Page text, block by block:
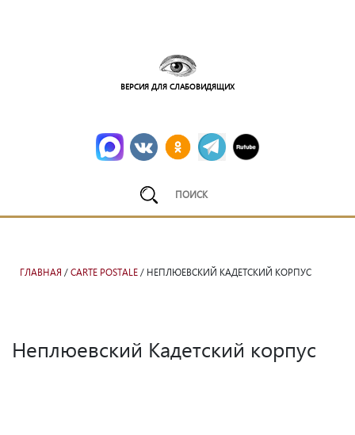
ВЕРСИЯ ДЛЯ СЛАБОВИДЯЩИХ
ГЛАВНАЯ / CARTE POSTALE / НЕПЛЮЕВСКИЙ КАДЕТСКИЙ КОРПУС
Неплюевский Кадетский корпус